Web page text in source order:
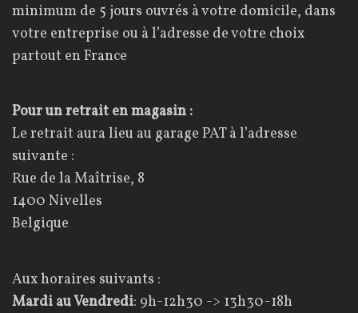
minimum de 5 jours ouvrés à votre domicile, dans
votre entreprise ou à l’adresse de votre choix
partout en France
Pour un retrait en magasin :
Le retrait aura lieu au garage PAT à l’adresse
suivante :
Rue de la Maîtrise, 8
1400 Nivelles
Belgique
Aux horaires suivants :
Mardi au Vendredi: 9h-12h30 -> 13h30-18h